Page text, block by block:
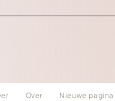
Over Nieuwe pagina